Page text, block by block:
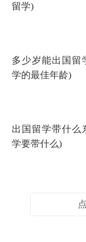
留学)
多少岁能出国留
学的最佳年龄)
出国留学带什么
学要带什么)